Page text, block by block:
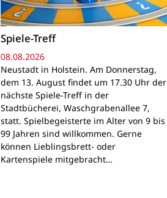
Spiele-Treff
08.08.2026
Neustadt in Holstein. Am Donnerstag,
dem 13. August findet um 17.30 Uhr der
nächste Spiele-Treff in der
Stadtbücherei, Waschgrabenallee 7,
statt. Spielbegeisterte im Alter von 9 bis
99 Jahren sind willkommen. Gerne
können Lieblingsbrett- oder
Kartenspiele mitgebracht…